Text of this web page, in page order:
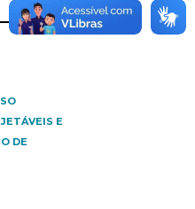
E
DE